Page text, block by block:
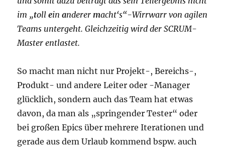
im „tolleinanderer macht‘s“-Wirrwarr von agilen
Teams untergeht. Gleichzeitig wird der SCRUM-
Master entlastet.
So macht man nicht nur Projekt-, Bereichs-,
Produkt- und andere Leiter oder -Manager
glücklich, sondern auch das Team hat etwas
davon, da man als „springender Tester“ oder
bei großen Epics über mehrere Iterationen und
gerade aus dem Urlaub kommend bspw. auch